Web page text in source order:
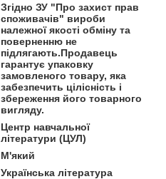
Згідно ЗУ "Про захист прав
споживачів" вироби
належної якості обміну та
поверненню не
підлягають.Продавець
гарантує упаковку
замовленого товару, яка
забезпечить цілісність і
збереження його товарного
вигляду.
Центр навчальної
літератури (ЦУЛ)
М'який
Українська література